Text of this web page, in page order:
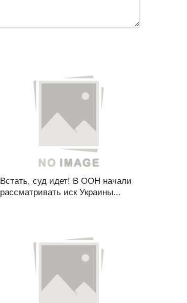
Встать, суд идет! В ООН начали
рассматривать иск Украины...